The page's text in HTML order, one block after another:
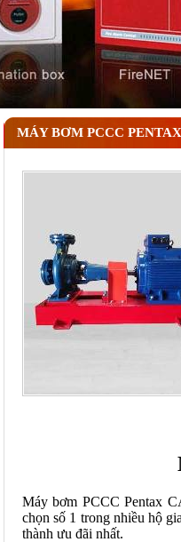
MÁY BƠM PCCC
Máy bơm PCCC Pentax
chọn số 1 trong nhiều hộ
thành ưu đãi nhất.